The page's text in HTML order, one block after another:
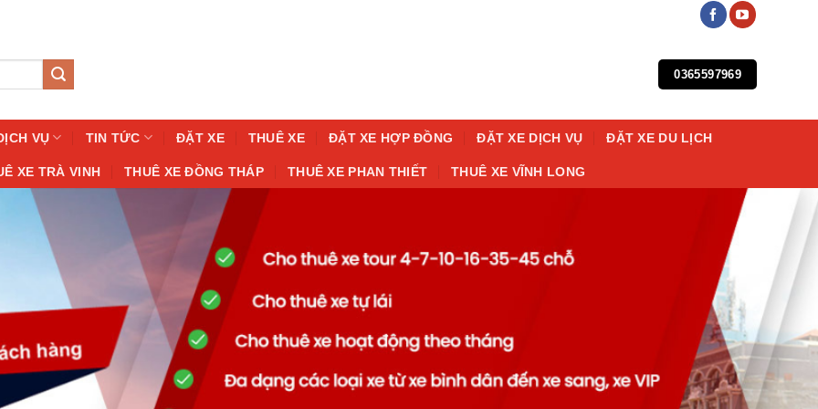
0365597969
VỤ TIN TỨC ĐẶT XE THUÊ XE ĐẶT XE HỢP ĐỒNG ĐẶT XE DỊCH VỤ ĐẶT XE DU LỊCH
XE TRÀ VINH THUÊ XE ĐỒNG THÁP THUÊ XE PHAN THIẾT THUÊ XE VĨNH LONG